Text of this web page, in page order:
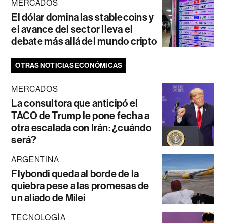
MERCADOS
El dólar domina las stablecoins y
el avance del sector lleva el
debate más allá del mundo cripto
OTRAS NOTICIAS ECONÓMICAS
MERCADOS
La consultora que anticipó el
TACO de Trump le pone fecha a
otra escalada con Irán: ¿cuándo
será?
ARGENTINA
Flybondi queda al borde de la
quiebra pese a las promesas de
un aliado de Milei
TECNOLOGÍA